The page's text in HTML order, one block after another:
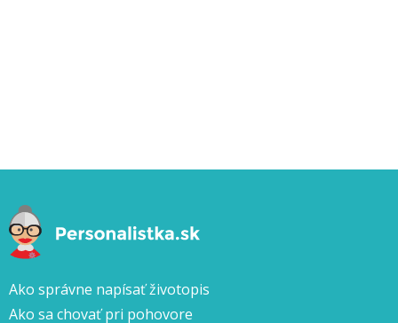
Ako správne napísať životopis
Ako sa chovať pri pohovore